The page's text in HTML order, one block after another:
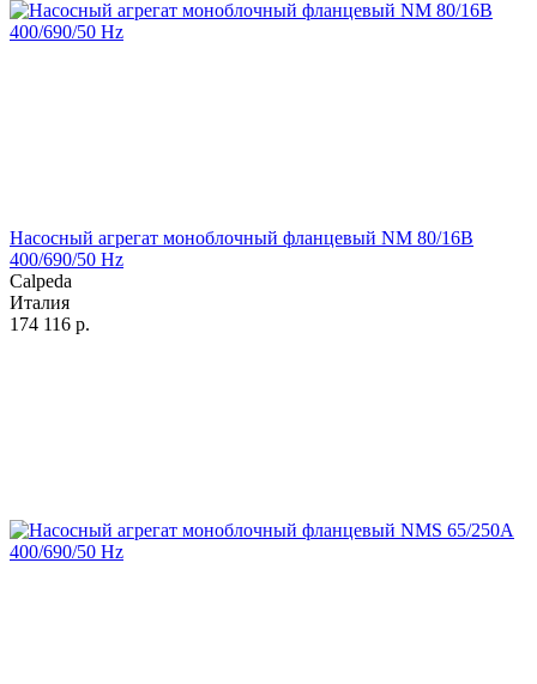
Насосный агрегат моноблочный фланцевый NM 80/16B
400/690/50 Hz
Calpeda
Италия
174 116 р.